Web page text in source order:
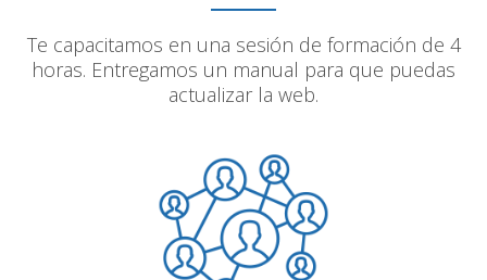
Te capacitamos en una sesión de formación de 4
horas. Entregamos un manual para que puedas
actualizar la web.